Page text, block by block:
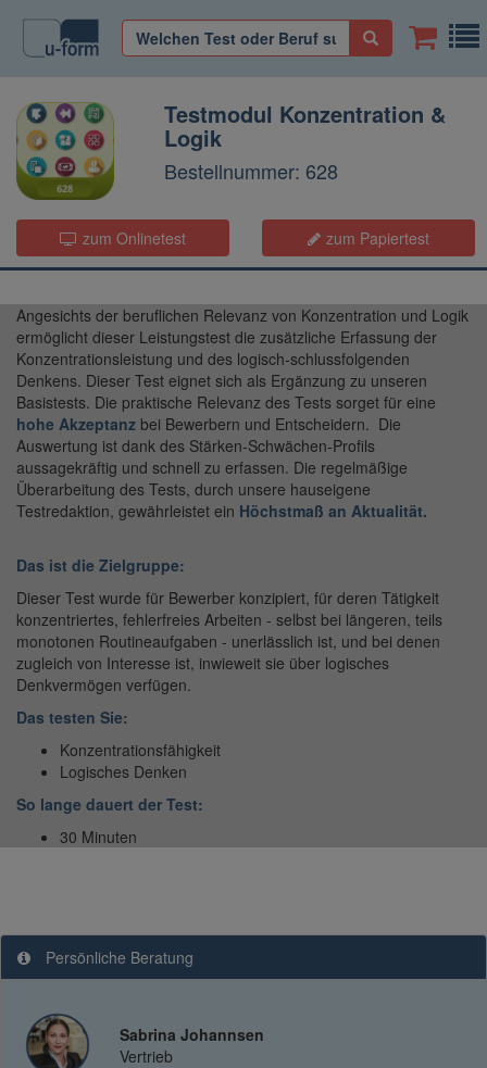
Testmodul Konzentration &
Logik
Bestellnummer: 628
zum Onlinetest zum Papiertest
Angesichts der beruflichen Relevanz von Konzentration und Logik
ermöglicht dieser Leistungstest die zusätzliche Erfassung der
Konzentrationsleistung und des logisch-schlussfolgenden
Denkens. Dieser Test eignet sich als Ergänzung zu unseren
Basistests. Die praktische Relevanz des Tests sorget für eine
hohe Akzeptanz bei Bewerbern und Entscheidern. Die
Auswertung ist dank des Stärken-Schwächen-Profils
aussagekräftig und schnell zu erfassen. Die regelmäßige
Überarbeitung des Tests, durch unsere hauseigene
Testredaktion, gewährleistet ein Höchstmaß an Aktualität.
Das ist die Zielgruppe:
Dieser Test wurde für Bewerber konzipiert, für deren Tätigkeit
konzentriertes, fehlerfreies Arbeiten - selbst bei längeren, teils
monotonen Routineaufgaben - unerlässlich ist, und bei denen
zugleich von Interesse ist, inwieweit sie über logisches
Denkvermögen verfügen.
Das testen Sie:
Konzentrationsfähigkeit
Logisches Denken
So lange dauert der Test:
30 Minuten
Persönliche Beratung
Sabrina Johannsen
Vertrieb